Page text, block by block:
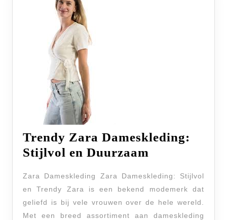
Trendy Zara Dameskleding:
Stijlvol en Duurzaam
Stijlvol
en
Zara Dameskleding Zara Dameskleding: Stijlvol
en Trendy Zara is een bekend modemerk dat
geliefd is bij vele vrouwen over de hele wereld.
Met een breed assortiment aan dameskleding